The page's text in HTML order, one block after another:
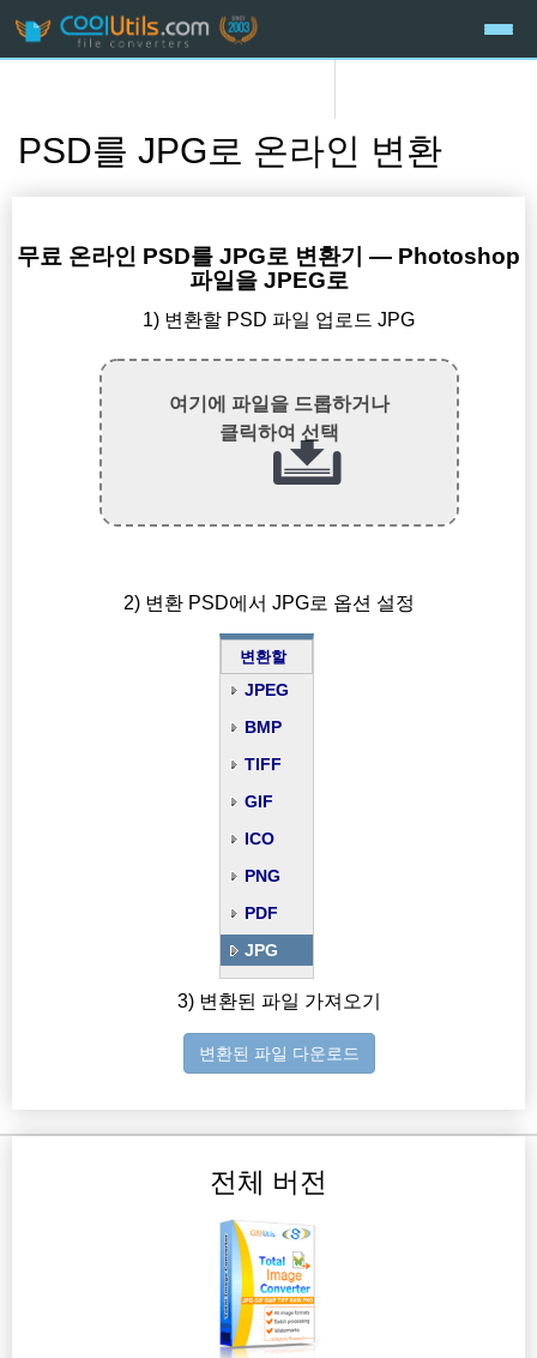
PSD를 JPG로 온라인 변환
무료 온라인 PSD를 JPG로 변환기 — Photoshop
파일을 JPEG로
1) 변환할 PSD 파일 업로드 JPG
여기에 파일을 드롭하거나
클릭하여 선택
2) 변환 PSD에서 JPG로 옵션 설정
변환할
JPEG
BMP
TIFF
GIF
ICO
PNG
PDF
JPG
3) 변환된 파일 가져오기
변환된 파일 다운로드
전체 버전